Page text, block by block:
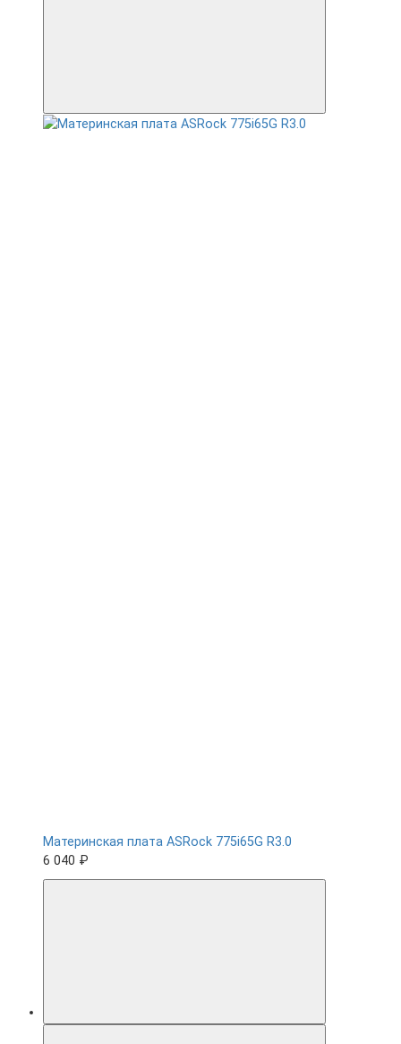
Материнская плата ASRock 775i65G R3.0
6 040 ₽